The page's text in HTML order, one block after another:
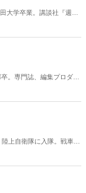
本部有識者会議委員を務
大学卒業。講談社『週刊
新社・宮内康二氏との共
。専門誌、編集プロダク
リストを追う』（新潮
岡「殺人教師」事件の真
上自衛隊に入隊。戦車部